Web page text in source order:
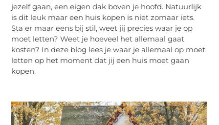
jezelf gaan, een eigen dak boven je hoofd. Natuurlijk
is dit leuk maar een huis kopen is niet zomaar iets.
Sta er maar eens bij stil, weet jij precies waar je op
moet letten? Weet je hoeveel het allemaal gaat
kosten? In deze blog lees je waar je allemaal op moet
letten op het moment dat jij een huis moet gaan
kopen.